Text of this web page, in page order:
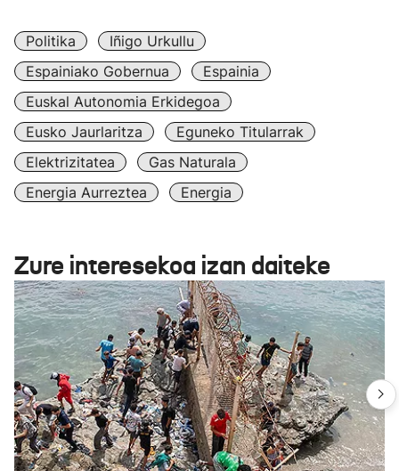
Politika
Iñigo Urkullu
Espainiako Gobernua
Espainia
Euskal Autonomia Erkidegoa
Eusko Jaurlaritza
Eguneko Titularrak
Elektrizitatea
Gas Naturala
Energia Aurreztea
Energia
Zure interesekoa izan daiteke